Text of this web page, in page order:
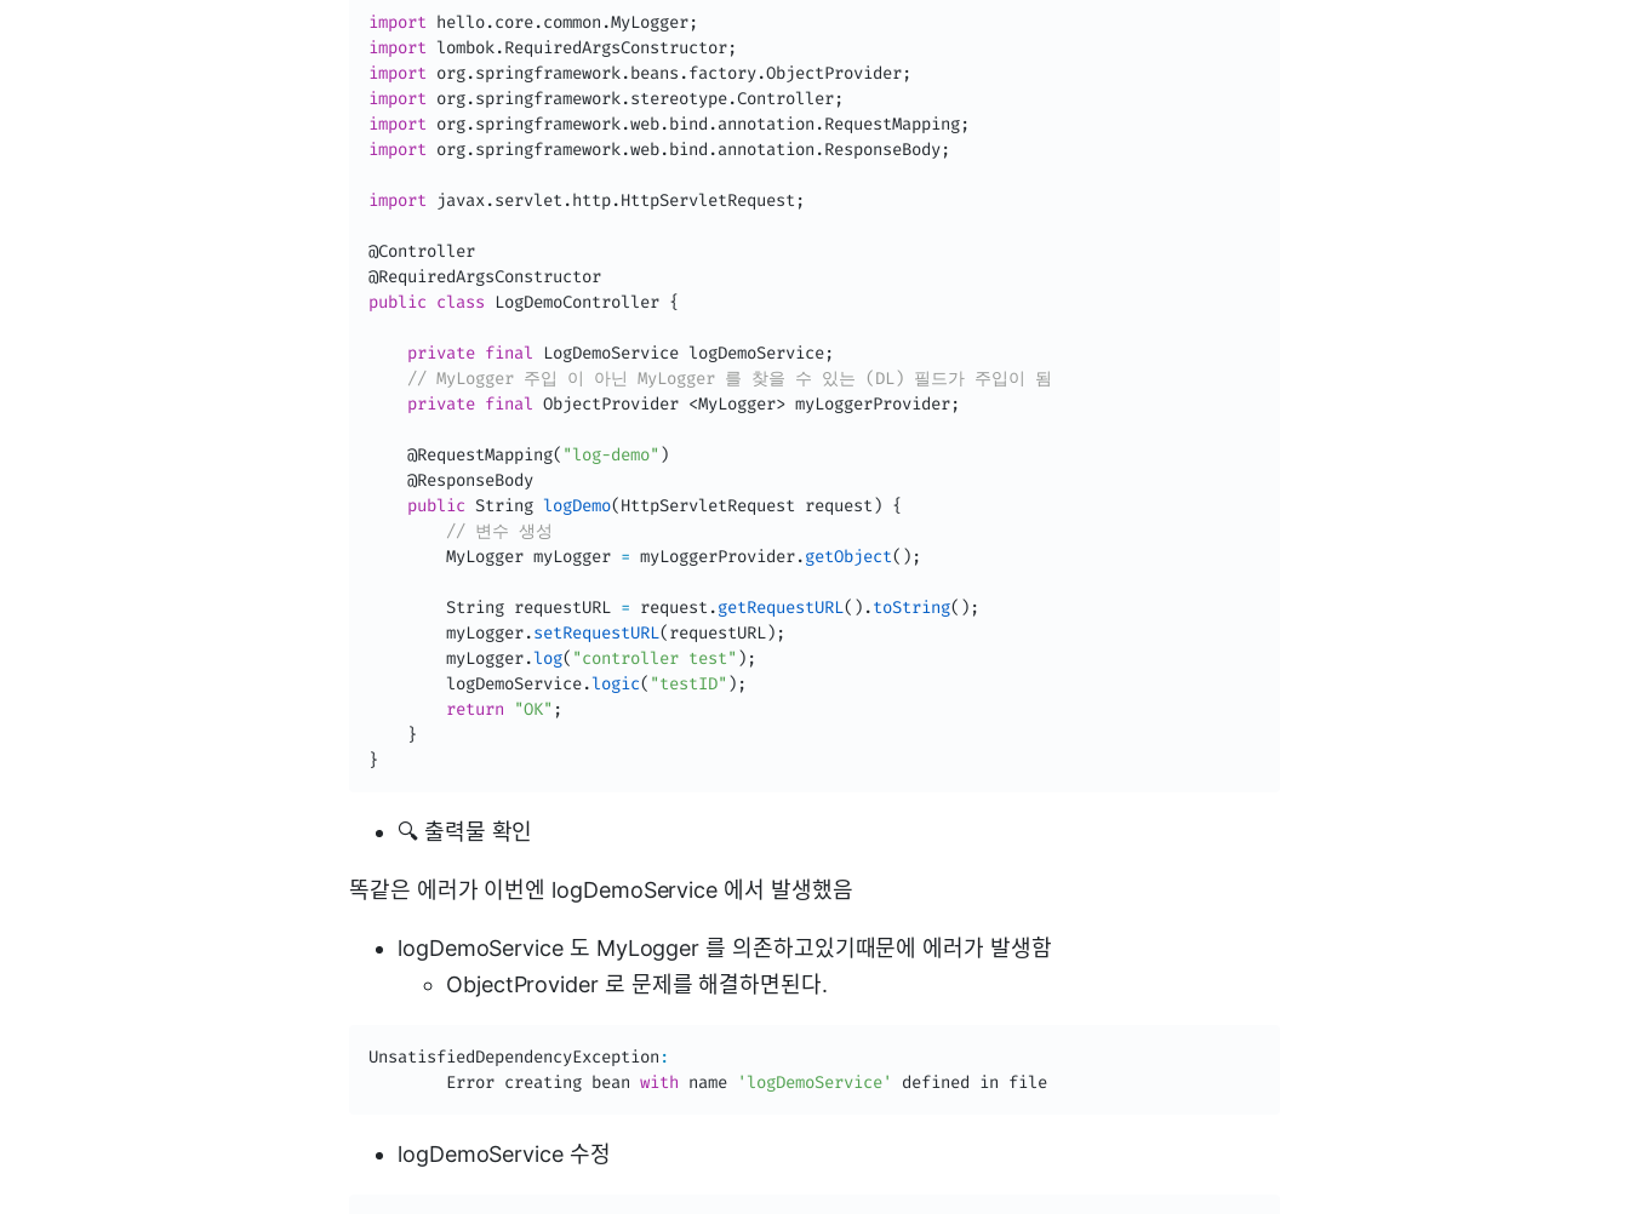
import hello.core.common .MyLogger;
import lombok.RequiredArgsConstructor;
import org.springframework.beans .factory.ObjectProvider;
import org.springframework.stereotype.Controller;
import org.springframework.web.bind .annotation .RequestMapping;
import org.springframework.web.bind .annotation .ResponseBody;
import javax.servlet .http.HttpServletRequest ;
@Controller
@RequiredArgsConstructor
public class LogDemoController {
private final LogDemoService logDemoService;
// MyLogger 주입 이 아닌 MyLogger 를 찾을 수 있는 (DL) 필드가 주입이 됨
private final ObjectProvider <MyLogger> myLoggerProvider;
@RequestMapping( "log-demo" )
@ResponseBody
public String logDemo(HttpServletRequest request ) {
// 변수 생성
MyLogger myLogger = myLoggerProvider.getObject( ) ;
String requestURL = request .getRequestURL( ) .toString( ) ;
        myLogger
.setRequestURL(requestURL) ;
        myLogger
.log( "controller test" ) ;
        logDemoService
.logic( "testID" ) ;
return
"OK" ;
}
}
🔍 출력물 확인
똑같은 에러가 이번엔 logDemoService 에서 발생했음
logDemoService 도 MyLogger 를 의존하고있기때문에 에러가 발생함
ObjectProvider 로 문제를 해결하면된다.
UnsatisfiedDependencyException :
Error creating bean with name 'logDemoService' defined in file
logDemoService 수정